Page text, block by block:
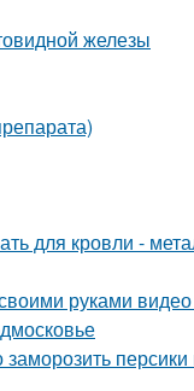
железы
для кровли -
руками видео